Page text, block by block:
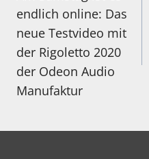
endlich online: Das
neue Testvideo mit
der Rigoletto 2020
der Odeon Audio
Manufaktur